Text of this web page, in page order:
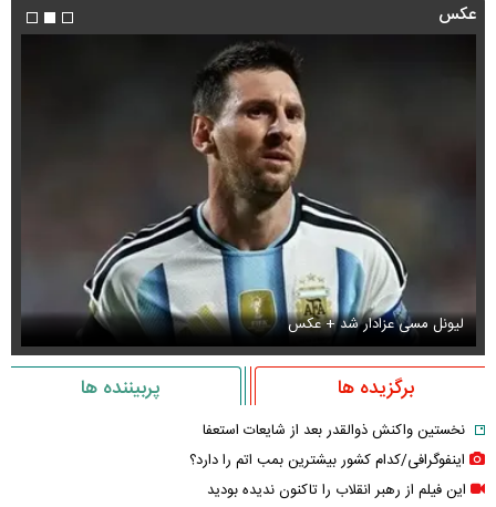
عکس
لیونل مسی عزادار شد + عکس
برگزیده ها پربیننده ها
نخستین واکنش ذوالقدر بعد از شایعات استعفا
اینفوگرافی/کدام کشور بیشترین بمب اتم را دارد؟
این فیلم از رهبر انقلاب را تاکنون ندیده بودید